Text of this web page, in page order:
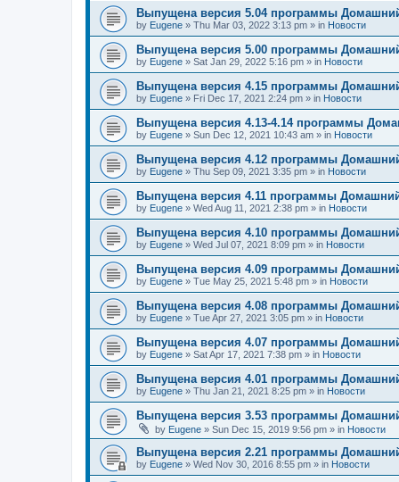
Выпущена версия 5.04 программы
by Eugene » Thu Mar 03, 2022 3:13 pm » in Новости
Выпущена версия 5.00 программы
by Eugene » Sat Jan 29, 2022 5:16 pm » in Новости
Выпущена версия 4.15 программы
by Eugene » Fri Dec 17, 2021 2:24 pm » in Новости
Выпущена версия 4.13-4.14 программы
by Eugene » Sun Dec 12, 2021 10:43 am » in Новости
Выпущена версия 4.12 программы
by Eugene » Thu Sep 09, 2021 3:35 pm » in Новости
Выпущена версия 4.11 программы
by Eugene » Wed Aug 11, 2021 2:38 pm » in Новости
Выпущена версия 4.10 программы
by Eugene » Wed Jul 07, 2021 8:09 pm » in Новости
Выпущена версия 4.09 программы
by Eugene » Tue May 25, 2021 5:48 pm » in Новости
Выпущена версия 4.08 программы
by Eugene » Tue Apr 27, 2021 3:05 pm » in Новости
Выпущена версия 4.07 программы
by Eugene » Sat Apr 17, 2021 7:38 pm » in Новости
Выпущена версия 4.01 программы
by Eugene » Thu Jan 21, 2021 8:25 pm » in Новости
Выпущена версия 3.53 программы
by Eugene » Sun Dec 15, 2019 9:56 pm » in Новости
Выпущена версия 2.21 программы
by Eugene » Wed Nov 30, 2016 8:55 pm » in Новости